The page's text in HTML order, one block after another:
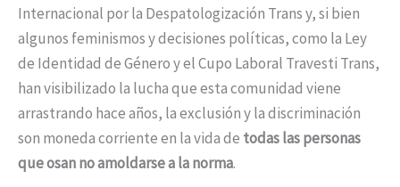
Internacional por la Despatologización Trans y, si bien
algunos feminismos y decisiones políticas, como la Ley
de Identidad de Género y el Cupo Laboral Travesti Trans,
han visibilizado la lucha que esta comunidad viene
arrastrando hace años, la exclusión y la discriminación
son moneda corriente en la vida de todas las personas
que osan no amoldarse a la norma.